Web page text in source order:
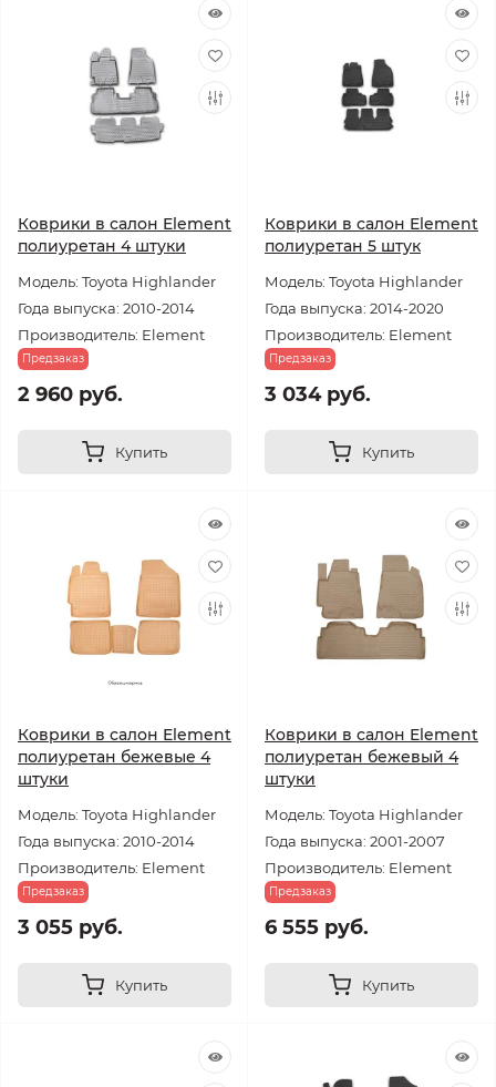
Коврики в салон Element
полиуретан 4 штуки
Модель: Toyota Highlander
Года выпуска: 2010-2014
Производитель: Element
Предзаказ
2 960 руб.
Купить
Коврики в салон Element
полиуретан 5 штук
Модель: Toyota Highlander
Года выпуска: 2014-2020
Производитель: Element
Предзаказ
3 034 руб.
Купить
Коврики в салон Element
полиуретан бежевые 4
штуки
Модель: Toyota Highlander
Года выпуска: 2010-2014
Производитель: Element
Предзаказ
3 055 руб.
Купить
Коврики в салон Element
полиуретан бежевый 4
штуки
Модель: Toyota Highlander
Года выпуска: 2001-2007
Производитель: Element
Предзаказ
6 555 руб.
Купить